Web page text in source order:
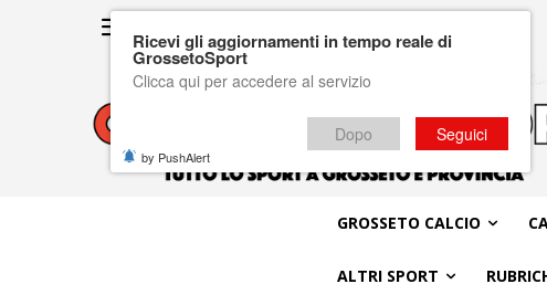
GROSSETO CALCIO
ALTRI SPORT
Ricevi gli aggiornamenti in tempo reale di
GrossetoSport
Clicca qui per accedere al servizio
Dopo Seguici
by PushAlert